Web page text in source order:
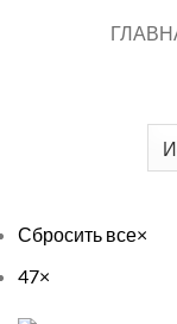
Сбросить все×
47×